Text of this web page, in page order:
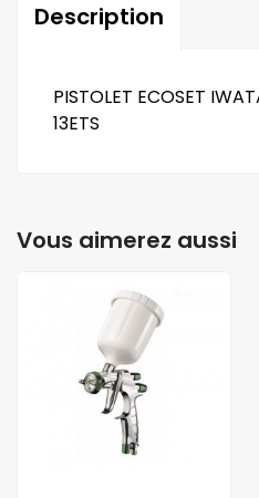
Description
PISTOLET ECOSET
13ETS
Vous aimerez aussi